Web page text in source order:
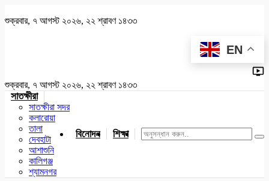
শুক্রবার, ৭ আগস্ট ২০২৬, ২২ শ্রাবণ ১৪৩৩
EN
শুক্রবার, ৭ আগস্ট ২০২৬, ২২ শ্রাবণ ১৪৩৩
সাতক্ষীরা
সাতক্ষীরা সদর
কলারোয়া
তালা
দেবহাটা
আশাশুনি
কালিগঞ্জ
শ্যামনগর
বিনোদন শিক্ষা খেলাধুলা জাতীয় যশোর